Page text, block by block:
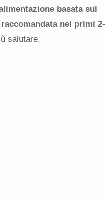
basata sul
nei primi 2-
salutare.